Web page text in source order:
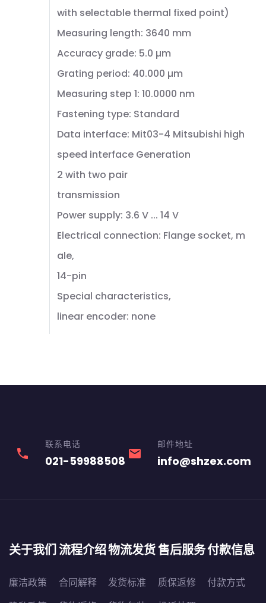
with selectable thermal fixed point)
Measuring length: 3640 mm
Accuracy grade: 5.0 µm
Grating period: 40.000 µm
Measuring step 1: 10.0000 nm
Fastening type: Standard
Data interface: Mit03-4 Mitsubishi high
speed interface Generation
2 with two pair
transmission
Power supply: 3.6 V ... 14 V
Electrical connection: Flange socket, m
ale,
14-pin
Special characteristics,
linear encoder: none
phone
联系电话
021-59988508 email
邮件地址
info@shzex.com
关于我们
廉洁政策
流程介绍
合同解释
物流发货
发货标准
售后服务
质保返修
付款信息
付款方式